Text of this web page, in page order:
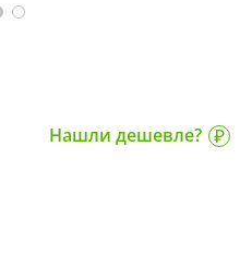
Нашли дешевле?